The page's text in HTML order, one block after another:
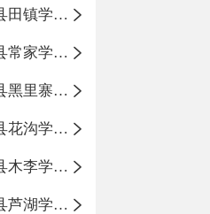
高青县田镇学区中心小学
高青县常家学区中心小学
高青县黑里寨学区中心小学
高青县花沟学区中心小学
高青县木李学区中心小学
高青县芦湖学区中心小学